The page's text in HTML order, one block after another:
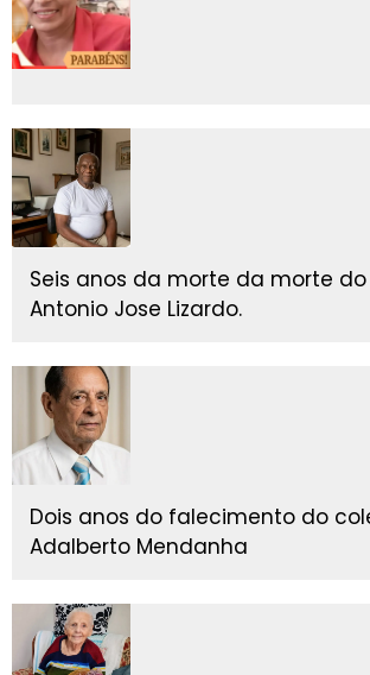
Seis anos da morte da morte
Antonio Jose Lizardo.
Dois anos do falecimento do
Adalberto Mendanha